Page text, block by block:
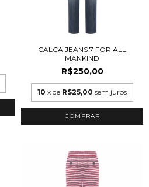
CALÇA JEANS 7 FOR ALL
MANKIND
R$250,00
10 x de R$25,00 sem juros